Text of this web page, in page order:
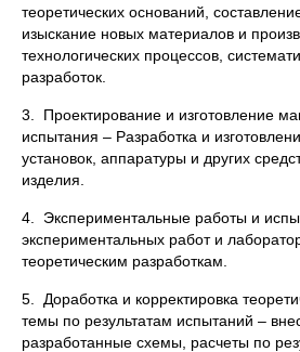
теоретических оснований,
изыскание новых материалов и
технологических процессов,
разработок.
3. Проектирование и изготовление
испытания – Разработка и
установок, аппаратуры и других
изделия.
4. Экспериментальные работы и
экспериментальных работ и
теоретическим разработкам.
5. Доработка и корректировка
темы по результатам испытаний –
разработанные схемы, расчеты по